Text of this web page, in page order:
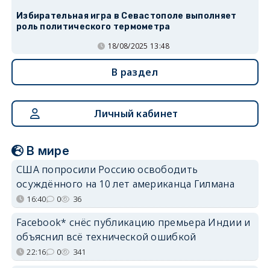
Избирательная игра в Севастополе выполняет
роль политического термометра
18/08/2025 13:48
В раздел
Личный кабинет
В мире
США попросили Россию освободить
осуждённого на 10 лет американца Гилмана
16:40 0 36
Facebook* снёс публикацию премьера Индии и
объяснил всё технической ошибкой
22:16 0 341